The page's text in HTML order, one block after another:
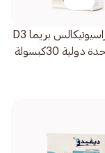
جي بي نيوتراسيوتيكالس بريما D3